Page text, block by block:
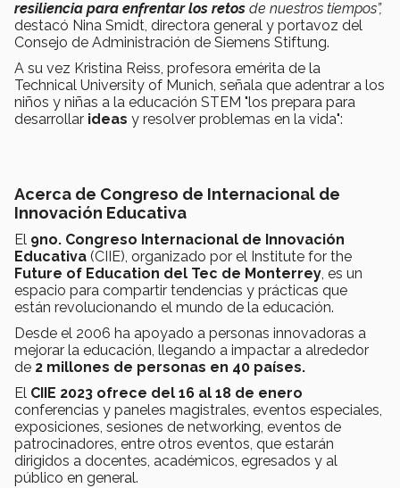
resiliencia para enfrentar los retos de nuestros tiempos”,
destacó Nina Smidt, directora general y portavoz del
Consejo de Administración de Siemens Stiftung.
A su vez Kristina Reiss, profesora emérita de la
Technical University of Munich, señala que adentrar a los
niños y niñas a la educación STEM "los prepara para
desarrollar ideas y resolver problemas en la vida":
Acerca de Congreso de Internacional de
Innovación Educativa
El 9no. Congreso Internacional de Innovación
Educativa (CIIE), organizado por el Institute for the
Future of Education del Tec de Monterrey, es un
espacio para compartir tendencias y prácticas que
están revolucionando el mundo de la educación.
Desde el 2006 ha apoyado a personas innovadoras a
mejorar la educación, llegando a impactar a alrededor
de 2 millones de personas en 40 países.
El CIIE 2023 ofrece del 16 al 18 de enero
conferencias y paneles magistrales, eventos especiales,
exposiciones, sesiones de networking, eventos de
patrocinadores, entre otros eventos, que estarán
dirigidos a docentes, académicos, egresados y al
público en general.